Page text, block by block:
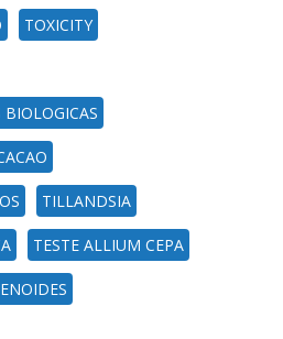
TOXICITY
BIOLOGICAS
TILLANDSIA
TESTE ALLIUM CEPA